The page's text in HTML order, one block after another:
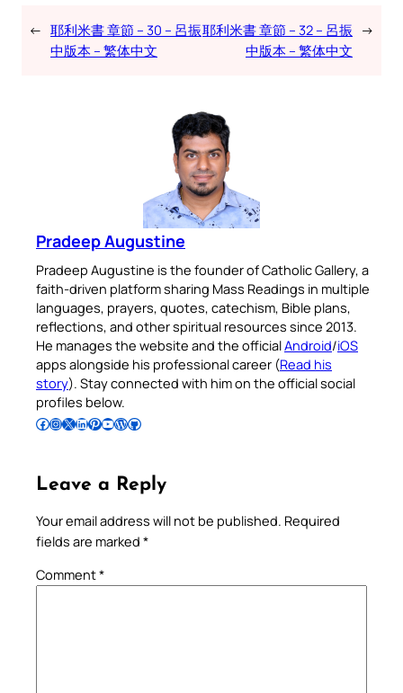
← 耶利米書 章節 – 30 – 呂振
中版本 – 繁体中文
耶利米書 章節 – 32 – 呂振
中版本 – 繁体中文
→
Pradeep Augustine
Pradeep Augustine is the founder of Catholic Gallery, a
faith-driven platform sharing Mass Readings in multiple
languages, prayers, quotes, catechism, Bible plans,
reflections, and other spiritual resources since 2013.
He manages the website and the officialAndroid/iOS
apps alongside his professional career (Read his
story). Stay connected with him on the official social
profiles below.
Follow Pradeep on Facebook Follow Pradeep on InstagramFollow Pradeep on X Follow Pradeep on LinkedIn Follow Pradeep on Pinterest Subscribe to Pradeep’s Youtube Channel Follow Pradeep on WordPress Follow Pradeep on GitHub
Leave a Reply
Your email address will not be published. Required
fields are marked *
Comment*